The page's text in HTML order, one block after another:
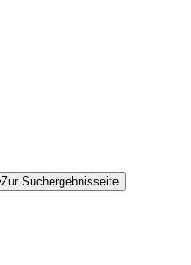
Zur Suchergebnisseite